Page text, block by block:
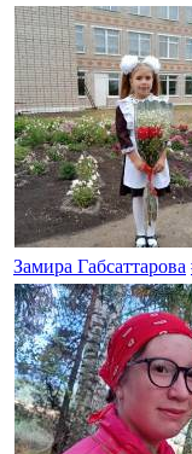
Замира Габсаттарова